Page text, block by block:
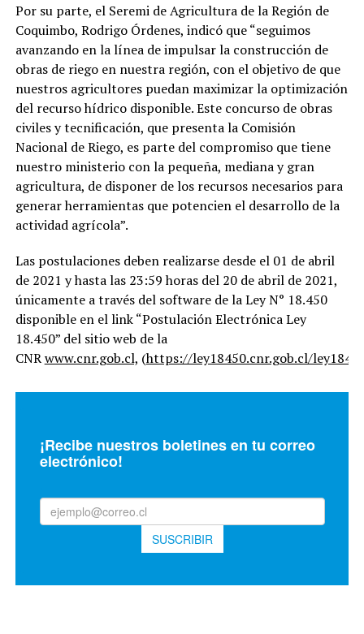
Por su parte, el Seremi de Agricultura de la Región de
Coquimbo, Rodrigo Órdenes, indicó que “seguimos
avanzando en la línea de impulsar la construcción de
obras de riego en nuestra región, con el objetivo de que
nuestros agricultores puedan maximizar la optimización
del recurso hídrico disponible. Este concurso de obras
civiles y tecnificación, que presenta la Comisión
Nacional de Riego, es parte del compromiso que tiene
nuestro ministerio con la pequeña, mediana y gran
agricultura, de disponer de los recursos necesarios para
generar herramientas que potencien el desarrollo de la
actividad agrícola”.
Las postulaciones deben realizarse desde el 01 de abril
de 2021 y hasta las 23:59 horas del 20 de abril de 2021,
únicamente a través del software de la Ley N° 18.450
disponible en el link “Postulación Electrónica Ley
18.450” del sitio web de la
CNRwww.cnr.gob.cl, (https://ley18450.cnr.gob.cl/